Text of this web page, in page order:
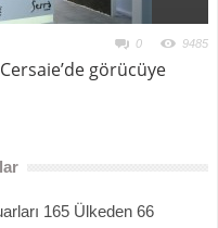
0 9485
görücüye
165 Ülkeden 66